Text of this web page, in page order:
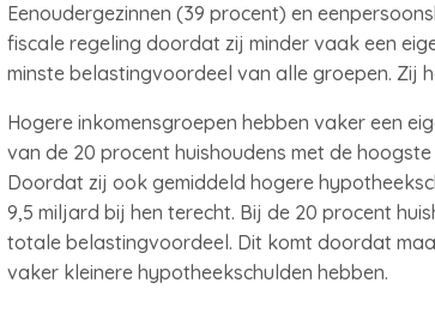
Eenoudergezinnen (39 procent) en
fiscale regeling doordat zij minder vaak een
minste belastingvoordeel van alle groepen. Zij
Hogere inkomensgroepen hebben vaker een
van de 20 procent huishoudens met de
Doordat zij ook gemiddeld hogere
9,5 miljard bij hen terecht. Bij de 20 procent
totale belastingvoordeel. Dit komt doordat
vaker kleinere hypotheekschulden hebben.